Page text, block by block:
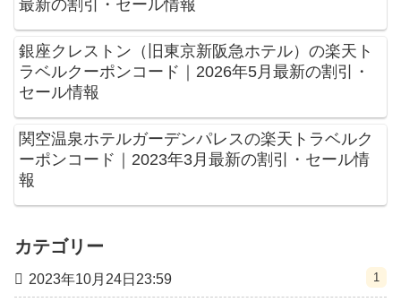
最新の割引・セール情報
銀座クレストン（旧東京新阪急ホテル）の楽天ト
ラベルクーポンコード｜2026年5月最新の割引・
セール情報
関空温泉ホテルガーデンパレスの楽天トラベルク
ーポンコード｜2023年3月最新の割引・セール情
報
カテゴリー
2023年10月24日23:59 1